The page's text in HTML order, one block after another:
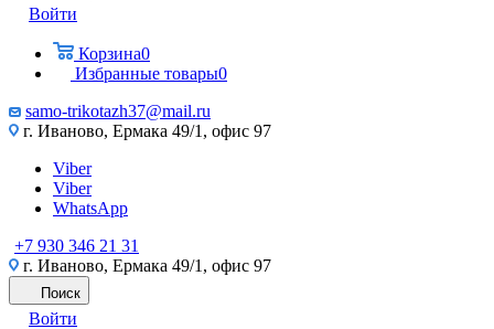
Войти
Корзина0
Избранные товары0
samo-trikotazh37@mail.ru
г. Иваново, Ермака 49/1, офис 97
Viber
Viber
WhatsApp
+7 930 346 21 31
г. Иваново, Ермака 49/1, офис 97
Поиск
Войти